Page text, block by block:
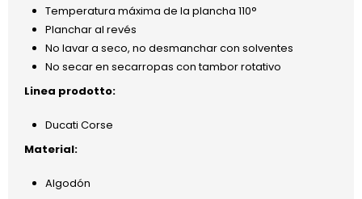
Temperatura máxima de la plancha 110°
Planchar al revés
No lavar a seco, no desmanchar con solventes
No secar en secarropas con tambor rotativo
Linea prodotto:
Ducati Corse
Material:
Algodón